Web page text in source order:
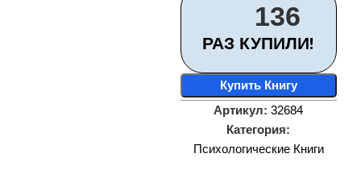
136
РАЗ КУПИЛИ!
Купить Книгу
Артикул:32684
Категория:
Психологические Книги